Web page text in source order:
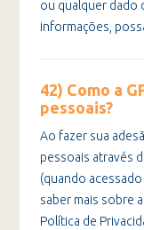
ou qualquer dado
informações,
42) Como a
pessoais?
Ao fazer sua
pessoais através
(quando
saber mais sobre
Política de